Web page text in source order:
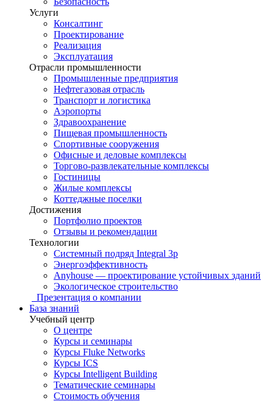
Услуги
Консалтинг
Проектирование
Реализация
Эксплуатация
Отрасли промышленности
Промышленные предприятия
Нефтегазовая отрасль
Транспорт и логистика
Аэропорты
Здравоохранение
Пищевая промышленность
Спортивные сооружения
Офисные и деловые комплексы
Торгово-развлекательные комплексы
Гостиницы
Жилые комплексы
Коттеджные поселки
Достижения
Портфолио проектов
Отзывы и рекомендации
Технологии
Системный подряд Integral 3p
Энергоэффективность
Anyhouse — проектирование устойчивых зданий
Экологическое строительство
Презентация о компании
База знаний
Учебный центр
О центре
Курсы и семинары
Курсы Fluke Networks
Курсы ICS
Курсы Intelligent Building
Тематические семинары
Стоимость обучения